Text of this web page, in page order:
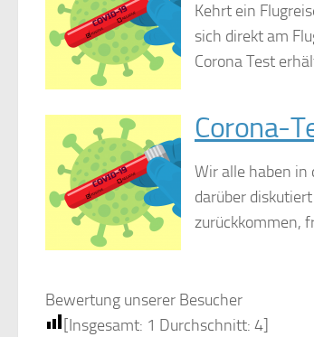
Kehrt ein
sich direkt am
Corona Test
Corona-
Wir alle haben in
darüber
zurückkommen,
Bewertung unserer Besucher
[Insgesamt: 1 Durchschnitt: 4]